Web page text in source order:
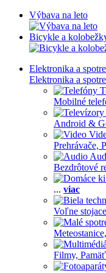
Výbava na leto
Bicykle a
Elektronika a
Elektronika a
Mobilné
Android &
Prehrávače,
Bezdrôtové
... viac
Voľne
Filmy,